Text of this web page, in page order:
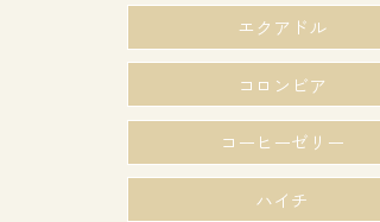
エクアドル
コロンビア
コーヒーゼリー
ハイチ